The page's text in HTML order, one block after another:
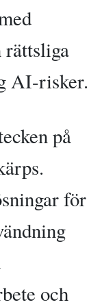
AI-risker.
på
för
och